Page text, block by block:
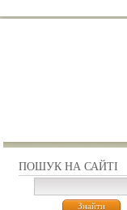
ПОШУК НА САЙТІ